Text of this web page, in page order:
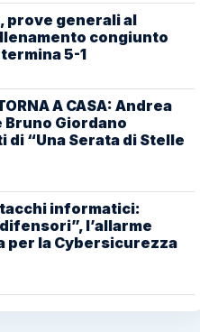
prove generali al
congiunto
5-1
A CASA: Andrea
Bruno Giordano
“Una Serata di Stelle
informatici:
l’allarme
per la Cybersicurezza